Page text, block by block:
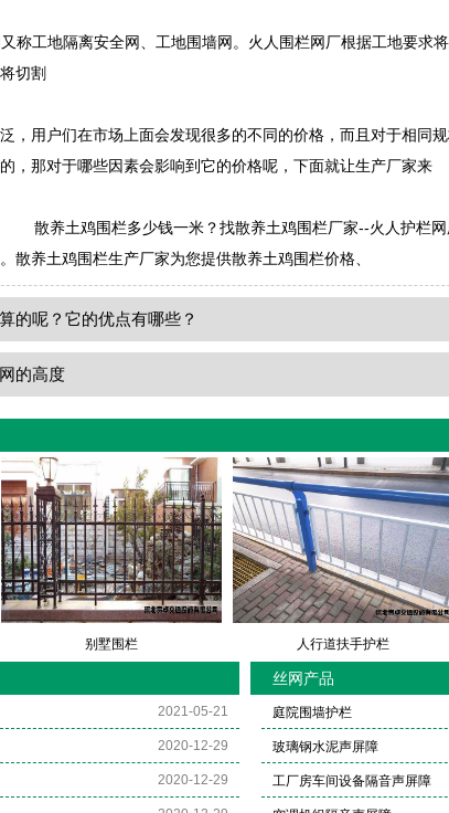
工地隔离安全网、工地围墙网。火人围栏网厂根据工地要求
切割
用户们在市场上面会发现很多的不同的价格，而且对于相同规
，那对于哪些因素会影响到它的价格呢，下面就让生产厂家来
散养土鸡围栏多少钱一米？找散养土鸡围栏厂家--火人护栏网
散养土鸡围栏生产厂家为您提供散养土鸡围栏价格、
的呢？它的优点有哪些？
的高度
别墅围栏 人行道扶手护栏
2021-05-21
2020-12-29
2020-12-29
丝网产品
庭院围墙护栏
玻璃钢水泥声屏障
工厂房车间设备隔音声屏障